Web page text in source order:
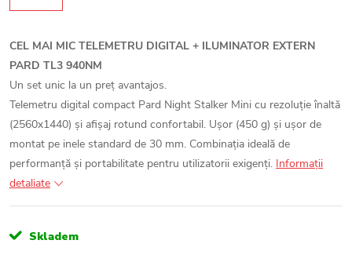
CEL MAI MIC TELEMETRU DIGITAL + ILUMINATOR EXTERN
PARD TL3 940NM
Un set unic la un preț avantajos.
Telemetru digital compact Pard Night Stalker Mini cu rezoluție înaltă
(2560x1440) și afișaj rotund confortabil. Ușor (450 g) și ușor de
montat pe inele standard de 30 mm. Combinația ideală de
performanță și portabilitate pentru utilizatorii exigenți. Informaţii
detaliate
Skladem